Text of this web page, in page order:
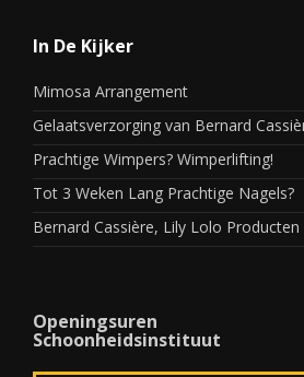
In De Kijker
Mimosa Arrangement
Gelaatsverzorging van Bernard
Prachtige Wimpers? Wimperlifting!
Tot 3 Weken Lang Prachtige Nagels?
Bernard Cassière, Lily Lolo
Openingsuren
Schoonheidsinstituut